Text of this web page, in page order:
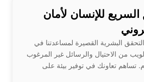
للإنسان لأمان
البشرية القصيرة لمساعدتنا في
من الاحتيال والرسائل غير المرغوب
تساهم تعاونك في توفير بيئة على